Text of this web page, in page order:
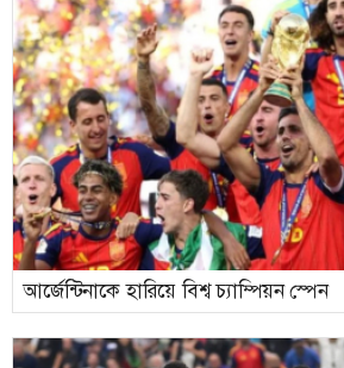
আর্জেন্টিনাকে হারিয়ে বিশ্ব চ্যাম্পিয়ন স্পেন